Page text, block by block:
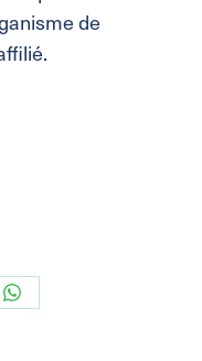
de
Partager